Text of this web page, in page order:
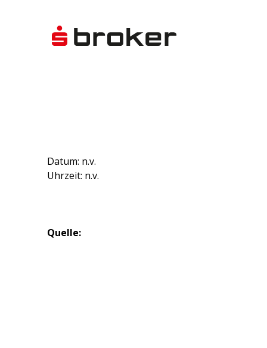
Datum: n.v.
Uhrzeit: n.v.
Quelle: